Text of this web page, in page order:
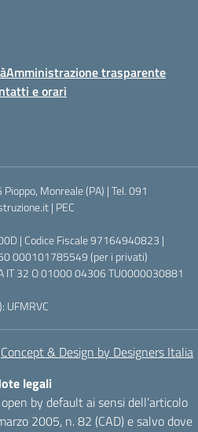
Amministrazione trasparente
e orari
Monreale (PA) | Tel. 091
| PEC
| Codice Fiscale 97164940823 |
000101785549 (per i privati)
IT 32 O 01000 04306 TU0000030881
UFMRVC
Concept & Design by Designers Italia
legali
by default ai sensi dell’articolo
2005, n. 82 (CAD) e salvo dove